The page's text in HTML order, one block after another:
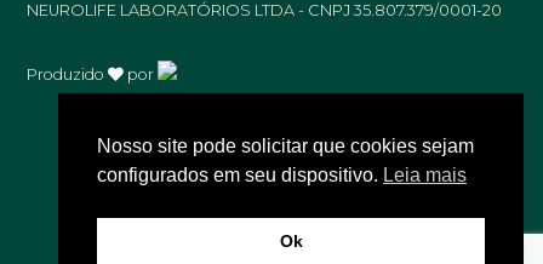
NEUROLIFE LABORATÓRIOS LTDA - CNPJ 35.807.379/0001-20
Produzido por
Olá! Precisa de ajuda?
Nosso site pode solicitar que cookies sejam
configurados em seu dispositivo. Leia mais
Ok